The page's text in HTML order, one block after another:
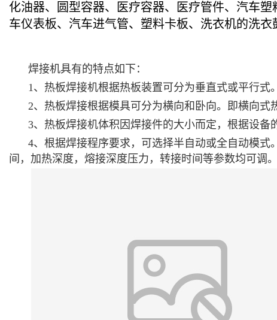
化油器、圆型容器、医疗容器、医疗管件、汽车
车仪表板、汽车进气管、塑料卡板、洗衣机的洗衣
焊接机具有的特点如下：
1、热板焊接机根据热板装置可分为垂直式或平行式。
2、热板焊接根据模具可分为横向和卧向。即横向式
3、热板焊接机体积因焊接件的大小而定，根据设备
4、根据焊接程序要求，可选择半自动或全自动模
间，加热深度，熔接深度压力，转接时间等参数均可调